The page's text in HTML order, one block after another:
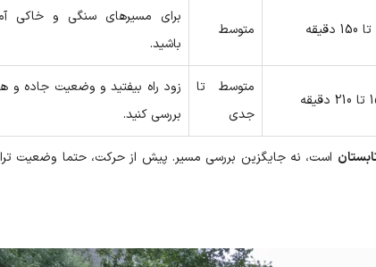
متوسط
برای مسیرهای سنگی و خاکی
باشید.
متوسط تا
جدی
زود راه بیفتید و وضعیت جاده و
بررسی کنید.
است، نه جایگزین بررسی مسیر. پیش از حرکت، حتما وضعیت